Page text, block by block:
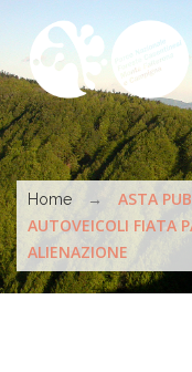
You are
Home →
ASTA
AUTOVEICOLI FIATA
ALIENAZIONE